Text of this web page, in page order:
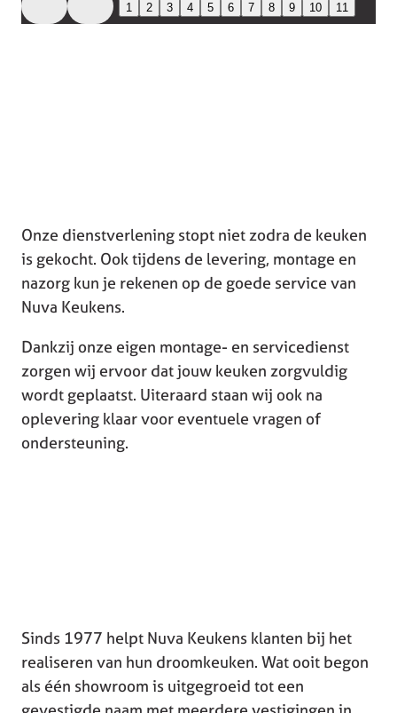
1 2 3 4 5 6 7 8 9 10 11
Onze dienstverlening stopt niet zodra de keuken
is gekocht. Ook tijdens de levering, montage en
nazorg kun je rekenen op de goede service van
Nuva Keukens.
Dankzij onze eigen montage- en servicedienst
zorgen wij ervoor dat jouw keuken zorgvuldig
wordt geplaatst. Uiteraard staan wij ook na
oplevering klaar voor eventuele vragen of
ondersteuning.
Sinds 1977 helpt Nuva Keukens klanten bij het
realiseren van hun droomkeuken. Wat ooit begon
als één showroom is uitgegroeid tot een